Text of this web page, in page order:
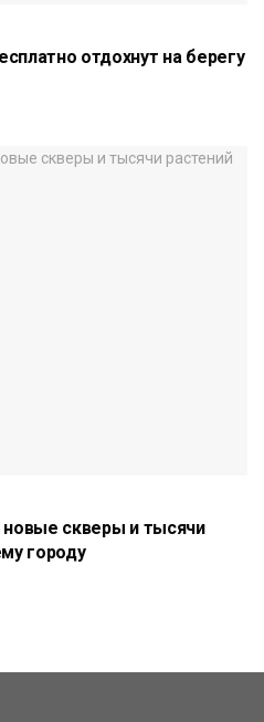
отдохнут на берегу
новые скверы и тысячи
городу